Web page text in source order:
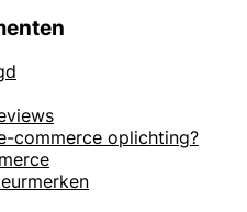
commerce oplichting?